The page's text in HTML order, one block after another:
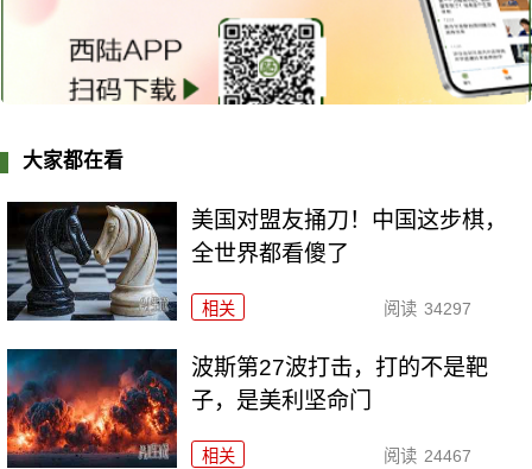
大家都在看
美国对盟友捅刀！中国这步棋，
全世界都看傻了
相关 阅读 34297
波斯第27波打击，打的不是靶
子，是美利坚命门
相关 阅读 24467